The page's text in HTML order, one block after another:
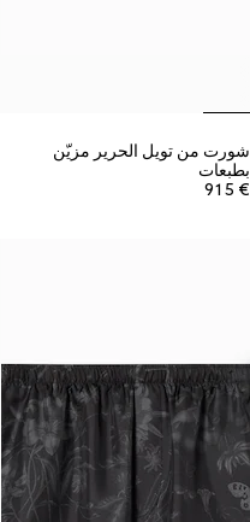
شورت من تويل الحرير مزيّن
بطبعات
€ 915